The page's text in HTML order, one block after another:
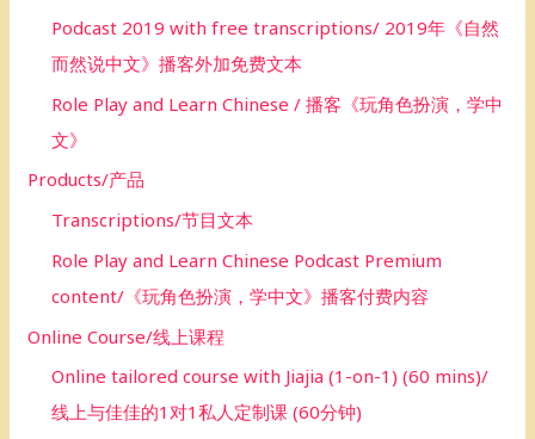
Podcast 2019 with free transcriptions/ 2019年《自然
而然说中文》播客外加免费文本
Role Play and Learn Chinese / 播客《玩角色扮演，学中
文》
Products/产品
Transcriptions/节目文本
Role Play and Learn Chinese Podcast Premium
content/《玩角色扮演，学中文》播客付费内容
Online Course/线上课程
Online tailored course with Jiajia (1-on-1) (60 mins)/
线上与佳佳的1对1私人定制课 (60分钟)